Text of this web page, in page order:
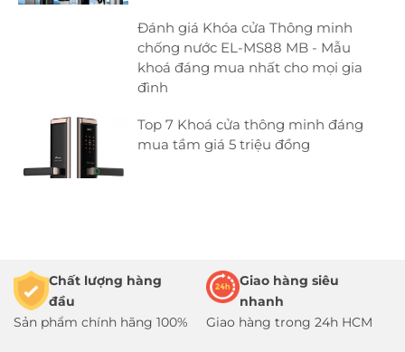
Đánh giá Khóa cửa Thông minh
chống nước EL-MS88 MB - Mẫu
khoá đáng mua nhất cho mọi gia
đình
Top 7 Khoá cửa thông minh đáng
mua tầm giá 5 triệu đồng
Chất lượng hàng
đầu
Sản phẩm chính hãng 100%
Giao hàng siêu
nhanh
Giao hàng trong 24h HCM